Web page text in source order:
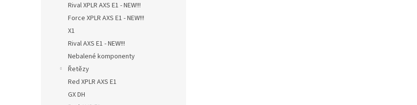
Rival XPLR AXS E1 - NEW!!!
Force XPLR AXS E1 - NEW!!!
X1
Rival AXS E1 - NEW!!!
Nebalené komponenty
Řetězy
Red XPLR AXS E1
GX DH